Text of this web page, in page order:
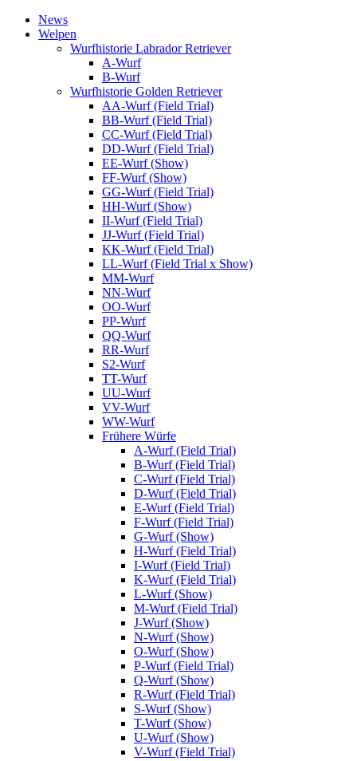
News
Welpen
Wurfhistorie Labrador Retriever
A-Wurf
B-Wurf
Wurfhistorie Golden Retriever
AA-Wurf (Field Trial)
BB-Wurf (Field Trial)
CC-Wurf (Field Trial)
DD-Wurf (Field Trial)
EE-Wurf (Show)
FF-Wurf (Show)
GG-Wurf (Field Trial)
HH-Wurf (Show)
II-Wurf (Field Trial)
JJ-Wurf (Field Trial)
KK-Wurf (Field Trial)
LL-Wurf (Field Trial x Show)
MM-Wurf
NN-Wurf
OO-Wurf
PP-Wurf
QQ-Wurf
RR-Wurf
S2-Wurf
TT-Wurf
UU-Wurf
VV-Wurf
WW-Wurf
Frühere Würfe
A-Wurf (Field Trial)
B-Wurf (Field Trial)
C-Wurf (Field Trial)
D-Wurf (Field Trial)
E-Wurf (Field Trial)
F-Wurf (Field Trial)
G-Wurf (Show)
H-Wurf (Field Trial)
I-Wurf (Field Trial)
K-Wurf (Field Trial)
L-Wurf (Show)
M-Wurf (Field Trial)
J-Wurf (Show)
N-Wurf (Show)
O-Wurf (Show)
P-Wurf (Field Trial)
Q-Wurf (Show)
R-Wurf (Field Trial)
S-Wurf (Show)
T-Wurf (Show)
U-Wurf (Show)
V-Wurf (Field Trial)